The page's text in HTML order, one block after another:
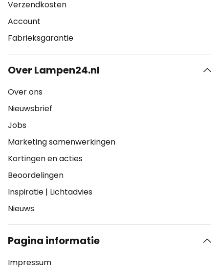
Verzendkosten
Account
Fabrieksgarantie
Over Lampen24.nl
Over ons
Nieuwsbrief
Jobs
Marketing samenwerkingen
Kortingen en acties
Beoordelingen
Inspiratie | Lichtadvies
Nieuws
Pagina informatie
Impressum